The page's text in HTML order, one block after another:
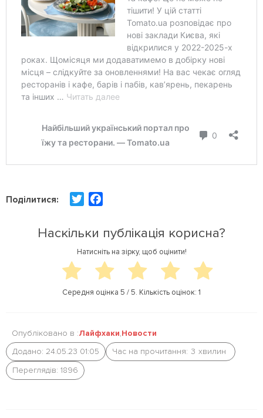
Поділитися:
t
b
o
k
Наскільки публікація корисна?
Натисніть на зірку, щоб оцінити!
Середня оцінка 5 / 5. Кількість оцінок: 1
Опубліковано в :Лайфхаки,Новости
Додано: 24.05.23 01:05
Час на прочитання: 3 хвилин
Переглядів: 1896